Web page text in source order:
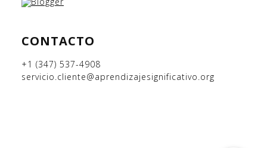
CONTACTO
+1 (347) 537-4908
servicio.cliente@aprendizajesignificativo.org